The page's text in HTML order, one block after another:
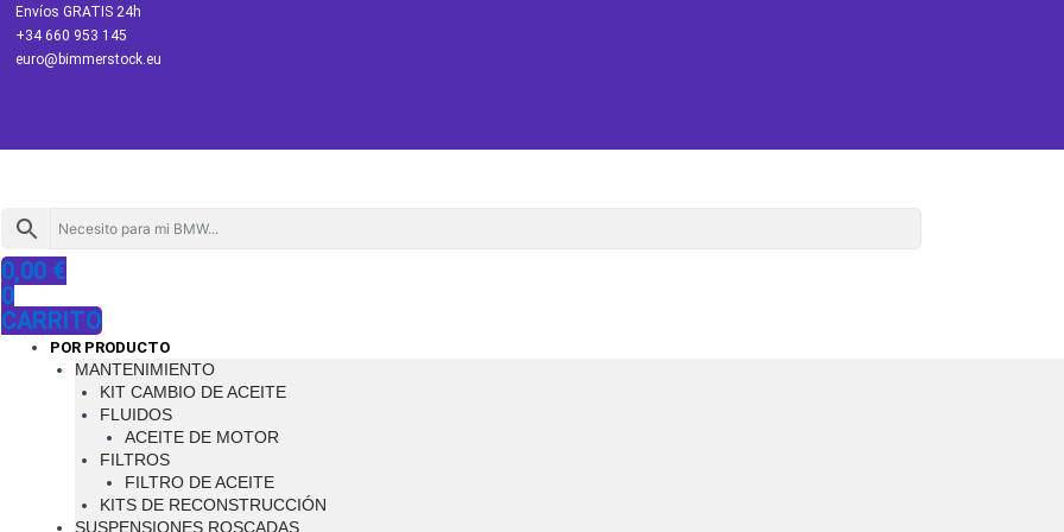
contenido
Envíos GRATIS 24h
+34 660 953 145
euro@bimmerstock.eu
0,00 €
0
CARRITO
POR PRODUCTO
MANTENIMIENTO
KIT CAMBIO DE ACEITE
FLUIDOS
ACEITE DE MOTOR
FILTROS
FILTRO DE ACEITE
KITS DE RECONSTRUCCIÓN
SUSPENSIONES ROSCADAS